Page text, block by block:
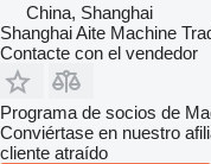
China, Shanghai
Shanghai Aite Machine
Contacte con el vendedor
Programa de socios de
Conviértase en nuestro
cliente atraído